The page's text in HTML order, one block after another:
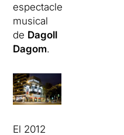
espectacle
musical
de Dagoll
Dagom.
El 2012